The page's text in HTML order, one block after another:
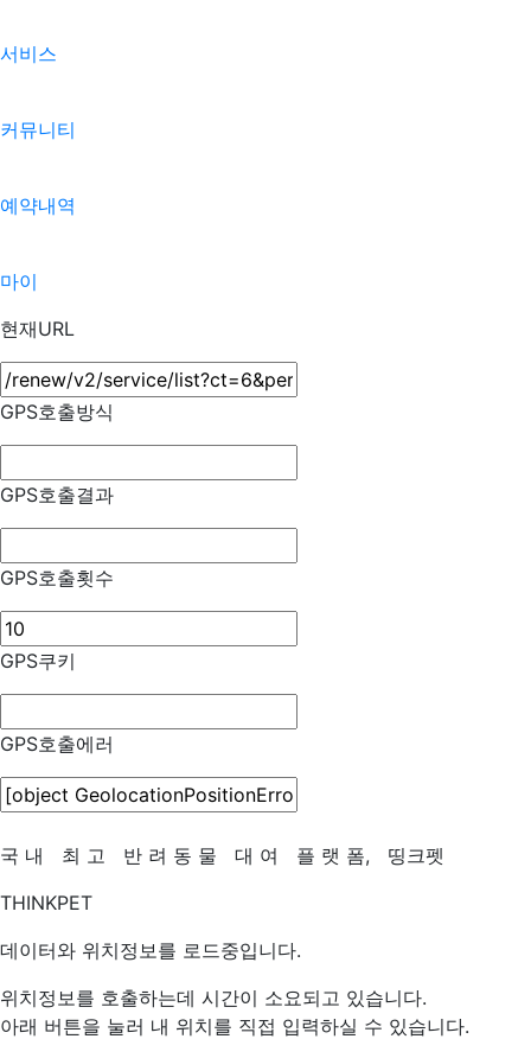
서비스
커뮤니티
예약내역
마이
현재URL
GPS호출방식
GPS호출결과
GPS호출횟수
GPS쿠키
GPS호출에러
국 내 최 고 반 려 동 물 대 여 플 랫 폼,
띵크펫
THINKPET
데이터와 위치정보를 로드중입니다.
위치정보를 호출하는데 시간이 소요되고 있습니다.
아래 버튼을 눌러 내 위치를 직접 입력하실 수 있습니다.